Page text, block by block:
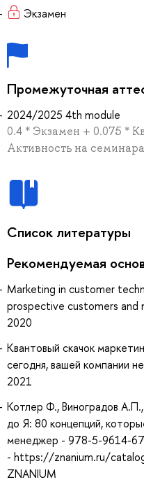
Экзамен
Промежуточная
2024/2025 4th module
0.4 * Экзамен + 0.075 *
Активность на
Список литературы
Рекомендуемая
Marketing in customer
prospective customers and
2020
Квантовый скачок
сегодня, вашей компании
2021
Котлер Ф., Виноградов
до Я: 80 концепций,
менеджер - 978-5-9614-
- https://znanium.ru/
ZNANIUM